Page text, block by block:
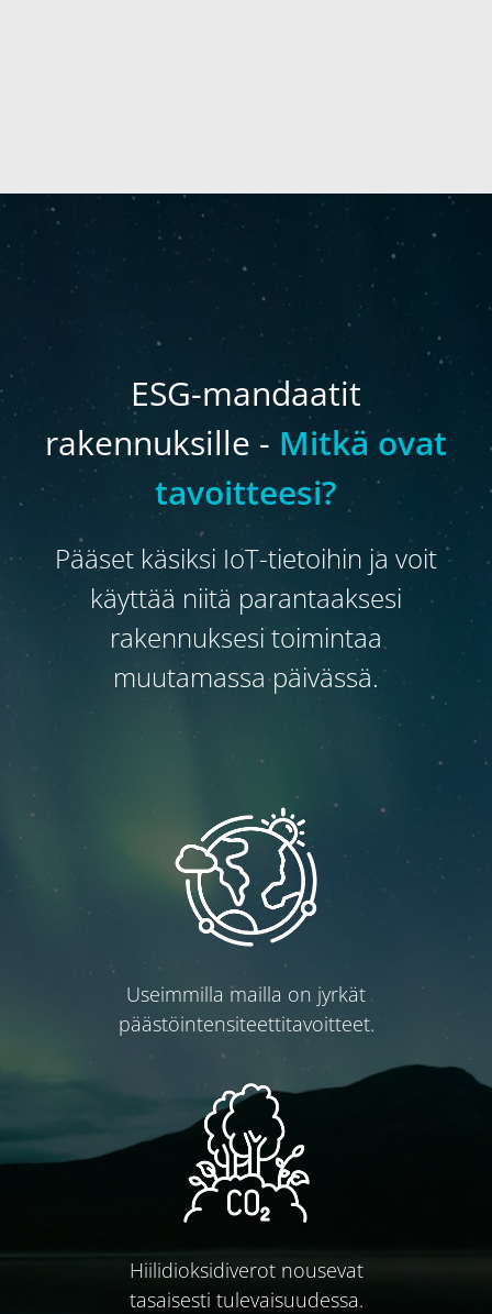
ESG-mandaatit
rakennuksille - Mitkä ovat
tavoitteesi?
Pääset käsiksi IoT-tietoihin ja voit
käyttää niitä parantaaksesi
rakennuksesi toimintaa
muutamassa päivässä.
Useimmilla mailla on jyrkät
päästöintensiteettitavoitteet.
Hiilidioksidiverot nousevat
tasaisesti tulevaisuudessa.